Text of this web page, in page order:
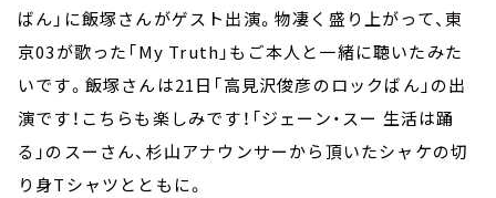
ばん」に飯塚さんがゲスト出演。物凄く盛り上がって、東
京03が歌った「My Truth 」もご本人と一緒に聴いたみた
いです。飯塚さんは21日「高見沢俊彦のロックばん」の出
演です！こちらも楽しみです！「ジェーン・スー 生活は踊
る」のスーさん、杉山アナウンサーから頂いたシャケの切
り身Tシャツとともに。